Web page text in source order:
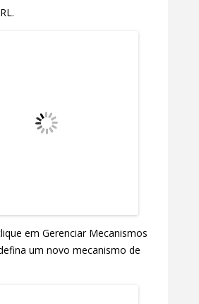
em Gerenciar Mecanismos
um novo mecanismo de